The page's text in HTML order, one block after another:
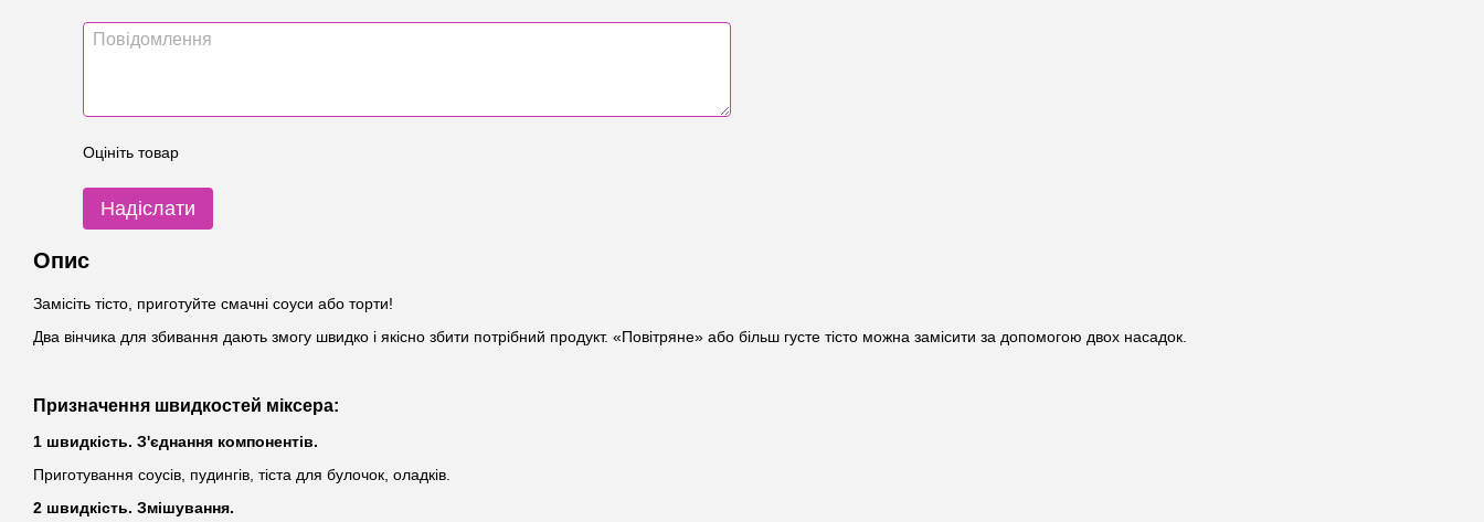
Оцініть товар
Надіслати
Опис
Замісіть тісто, приготуйте смачні соуси або торти!
Два вінчика для збивання дають змогу швидко і якісно збити потрібний продукт. «Повітряне» або більш густе тісто можна замісити за допомогою двох насадок.
Призначення швидкостей міксера:
1 швидкість. З'єднання компонентів.
Приготування соусів, пудингів, тіста для булочок, оладків.
2 швидкість. Змішування.